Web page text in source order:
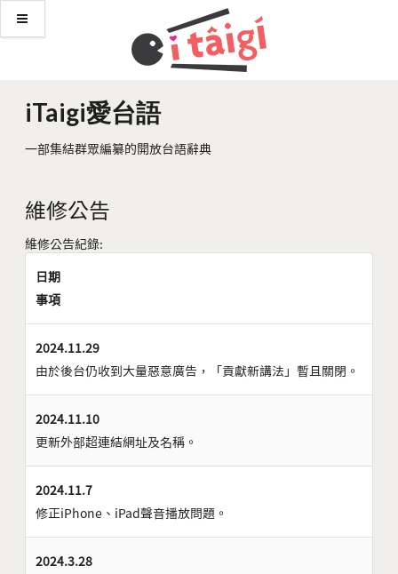
iTaigi愛台語
一部集結群眾編纂的開放台語辭典
維修公告
維修公告紀錄:
日期
事項
2024.11.29
由於後台仍收到大量惡意廣告，「貢獻新講法」暫且關閉。
2024.11.10
更新外部超連結網址及名稱。
2024.11.7
修正iPhone、iPad聲音播放問題。
2024.3.28